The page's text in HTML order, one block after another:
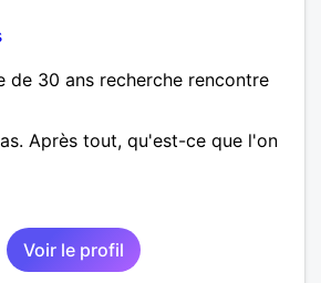
de 30 ans recherche rencontre
Après tout, qu'est-ce que l'on
Voir le profil